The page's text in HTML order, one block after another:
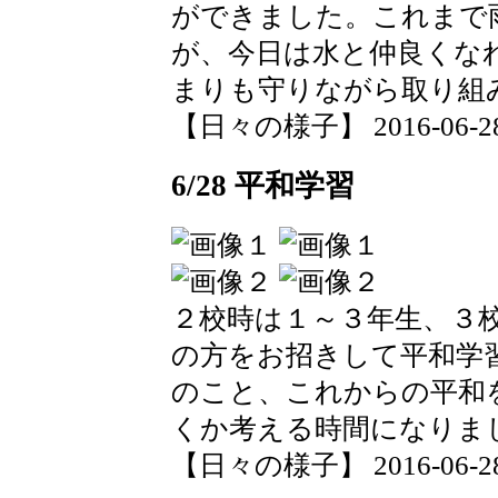
ができました。これま
が、今日は水と仲良くな
まりも守りながら取り組
【日々の様子】 2016-06-
6/28 平和学習
２校時は１～３年生、３
の方をお招きして平和学
のこと、これからの平
くか考える時間になりま
【日々の様子】 2016-06-